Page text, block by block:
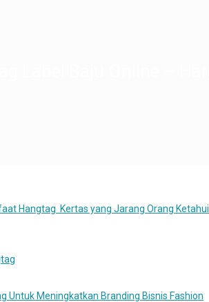
Hangtag Kertas yang Jarang Orang Ketahui
Untuk Meningkatkan Branding Bisnis Fashion